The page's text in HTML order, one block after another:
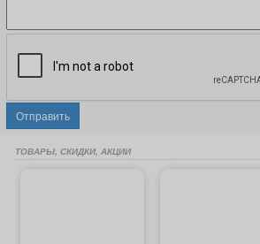
Отправить
ТОВАРЫ, СКИДКИ, АКЦИИ